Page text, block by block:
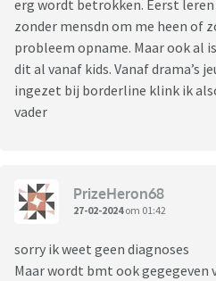
erg wordt betrokken. Eerst
zonder mensdn om me heen of
probleem opname. Maar ook al
dit al vanaf kids. Vanaf drama’s
ingezet bij borderline klink ik
vader
PrizeHeron68
27-02-2024om 01:42
sorry ik weet geen diagnoses
Maar wordt bmt ook gegegeven